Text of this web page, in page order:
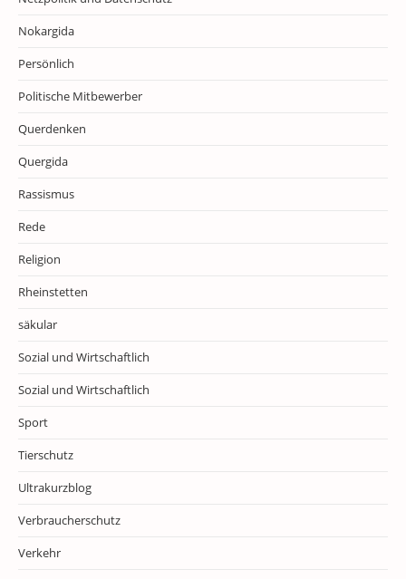
Nokargida
Persönlich
Politische Mitbewerber
Querdenken
Quergida
Rassismus
Rede
Religion
Rheinstetten
säkular
Sozial und Wirtschaftlich
Sozial und Wirtschaftlich
Sport
Tierschutz
Ultrakurzblog
Verbraucherschutz
Verkehr